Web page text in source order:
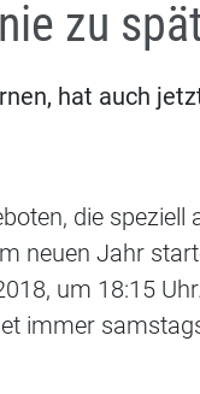
zu
hat auch
die speziell
neuen Jahr
um 18:15
immer